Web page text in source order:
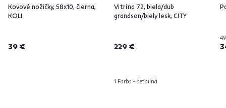
Kovové nožičky, 58x10, čierna,
KOLI
39 €
Vitrína 72, biela/dub
grandson/biely lesk, CITY
229 €
1 Farba - detailná